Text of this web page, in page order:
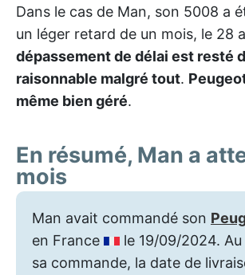
Dans le cas de Man, son 5008 a
un léger retard de un mois, le 28
dépassement de délai est resté
raisonnable malgré tout.
même bien géré.
En résumé, Man a
mois
Man avait commandé son
en France
le 19/09/2024.
sa commande, la date de